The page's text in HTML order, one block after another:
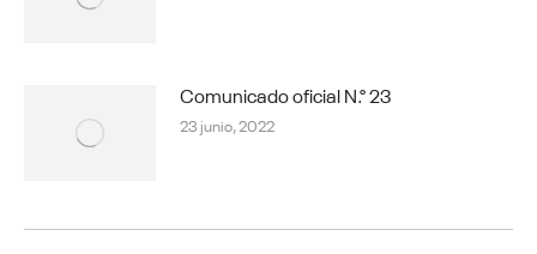
Comunicado oficial N.° 23
23 junio, 2022